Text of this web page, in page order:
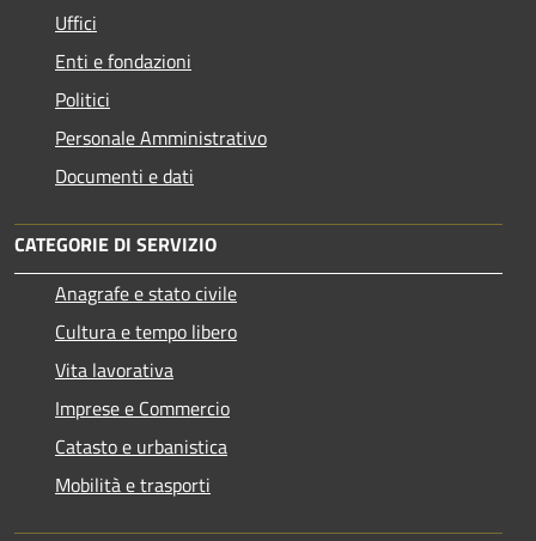
Uffici
Enti e fondazioni
Politici
Personale Amministrativo
Documenti e dati
CATEGORIE DI SERVIZIO
Anagrafe e stato civile
Cultura e tempo libero
Vita lavorativa
Imprese e Commercio
Catasto e urbanistica
Mobilità e trasporti